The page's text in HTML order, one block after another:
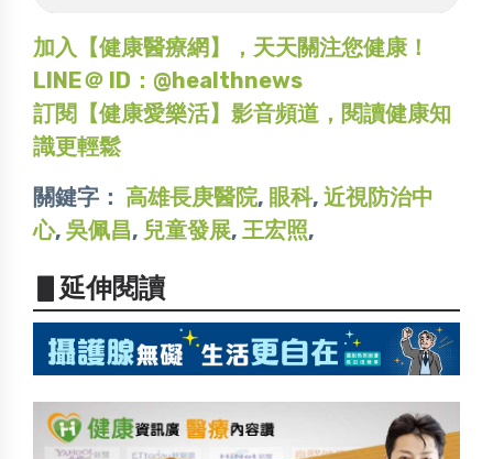
加入【健康醫療網】，天天關注您健康！
LINE＠ ID：@healthnews
訂閱【健康愛樂活】影音頻道，閱讀健康知
識更輕鬆
關鍵字： 高雄長庚醫院, 眼科, 近視防治中
心, 吳佩昌, 兒童發展, 王宏照,
▋延伸閱讀